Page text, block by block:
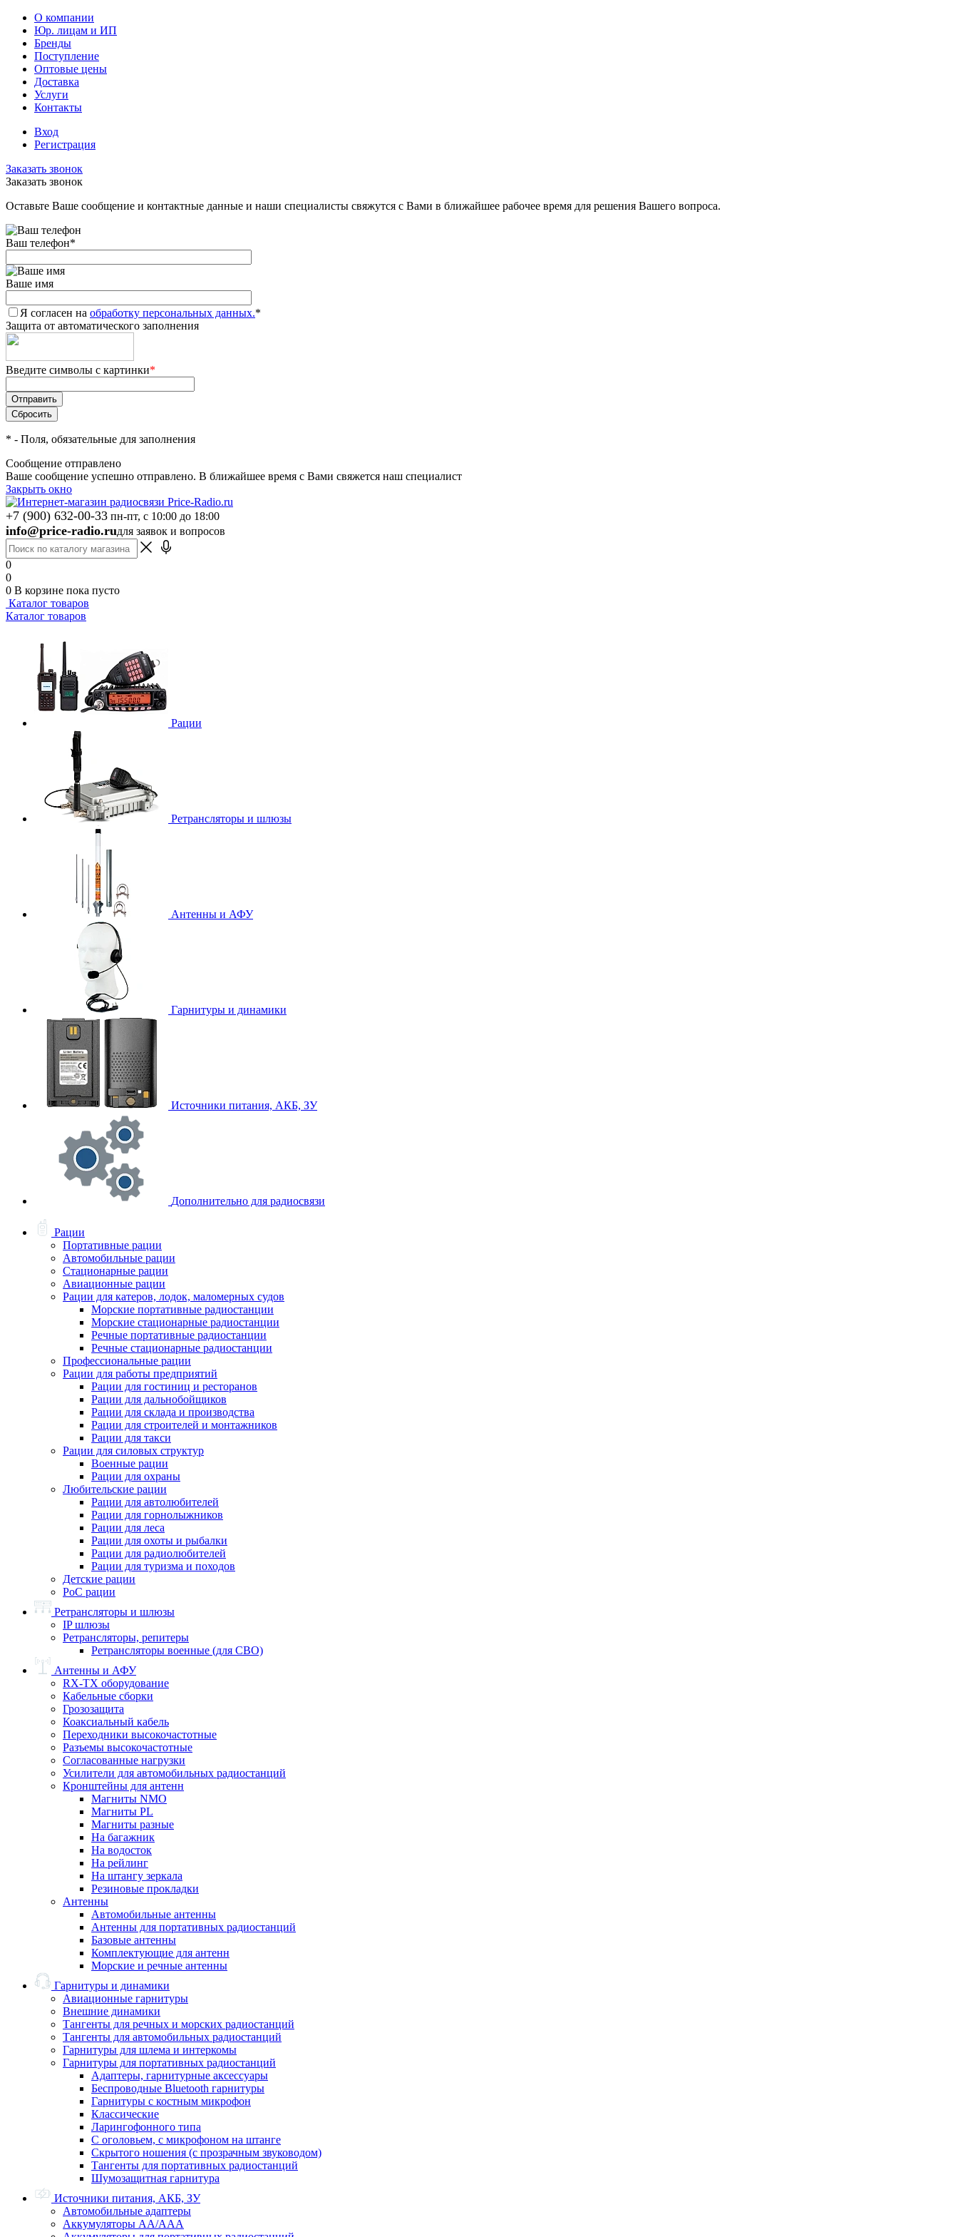
О компании
Юр. лицам и ИП
Бренды
Поступление
Оптовые цены
Доставка
Услуги
Контакты
Вход
Регистрация
Заказать звонок
Заказать звонок
Оставьте Ваше сообщение и контактные данные и наши специалисты свяжутся с Вами в ближайшее рабочее время для решения Вашего вопроса.
Ваш телефон*
Ваше имя
Я согласен на обработку персональных данных.*
Защита от автоматического заполнения
Введите символы с картинки*
* - Поля, обязательные для заполнения
Сообщение отправлено
Ваше сообщение успешно отправлено. В ближайшее время с Вами свяжется наш специалист
Закрыть окно
+7 (900) 632-00-33 пн-пт, с 10:00 до 18:00
info@price-radio.ruдля заявок и вопросов
0
0
0 В корзине пока пусто
Каталог товаров
Каталог товаров
Рации
Ретрансляторы и шлюзы
Антенны и АФУ
Гарнитуры и динамики
Источники питания, АКБ, ЗУ
Дополнительно для радиосвязи
Рации
Портативные рации
Автомобильные рации
Стационарные рации
Авиационные рации
Рации для катеров, лодок, маломерных судов
Морские портативные радиостанции
Морские стационарные радиостанции
Речные портативные радиостанции
Речные стационарные радиостанции
Профессиональные рации
Рации для работы предприятий
Рации для гостиниц и ресторанов
Рации для дальнобойщиков
Рации для склада и производства
Рации для строителей и монтажников
Рации для такси
Рации для силовых структур
Военные рации
Рации для охраны
Любительские рации
Рации для автолюбителей
Рации для горнолыжников
Рации для леса
Рации для охоты и рыбалки
Рации для радиолюбителей
Рации для туризма и походов
Детские рации
PoC рации
Ретрансляторы и шлюзы
IP шлюзы
Ретрансляторы, репитеры
Ретрансляторы военные (для СВО)
Антенны и АФУ
RX-TX оборудование
Кабельные сборки
Грозозащита
Коаксиальный кабель
Переходники высокочастотные
Разъемы высокочастотные
Согласованные нагрузки
Усилители для автомобильных радиостанций
Кронштейны для антенн
Магниты NMO
Магниты PL
Магниты разные
На багажник
На водосток
На рейлинг
На штангу зеркала
Резиновые прокладки
Антенны
Автомобильные антенны
Антенны для портативных радиостанций
Базовые антенны
Комплектующие для антенн
Морские и речные антенны
Гарнитуры и динамики
Авиационные гарнитуры
Внешние динамики
Тангенты для речных и морских радиостанций
Тангенты для автомобильных радиостанций
Гарнитуры для шлема и интеркомы
Гарнитуры для портативных радиостанций
Адаптеры, гарнитурные аксессуары
Беспроводные Bluetooth гарнитуры
Гарнитуры с костным микрофон
Классические
Ларингофонного типа
С оголовьем, с микрофоном на штанге
Скрытого ношения (с прозрачным звуководом)
Тангенты для портативных радиостанций
Шумозащитная гарнитура
Источники питания, АКБ, ЗУ
Автомобильные адаптеры
Аккумуляторы АА/ААА